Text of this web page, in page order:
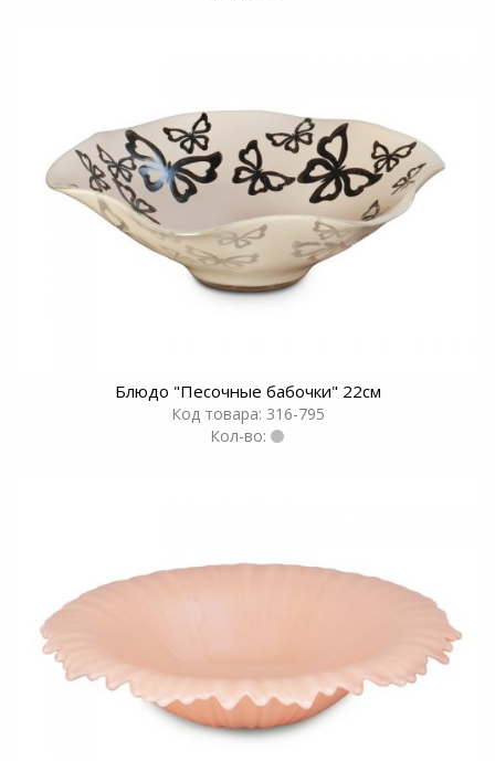
Блюдо "Песочные бабочки" 22см
Код товара: 316-795
Кол-во: